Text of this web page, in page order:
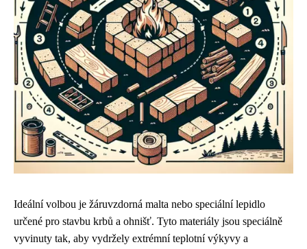
Ideální volbou je žáruvzdorná malta nebo speciální lepidlo
určené pro stavbu krbů a ohnišť. Tyto materiály jsou speciálně
vyvinuty tak, aby vydržely extrémní teplotní výkyvy a